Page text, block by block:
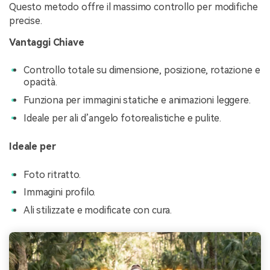
Questo metodo offre il massimo controllo per modifiche
precise.
Vantaggi Chiave
Controllo totale su dimensione, posizione, rotazione e
opacità.
Funziona per immagini statiche e animazioni leggere.
Ideale per ali d’angelo fotorealistiche e pulite.
Ideale per
Foto ritratto.
Immagini profilo.
Ali stilizzate e modificate con cura.